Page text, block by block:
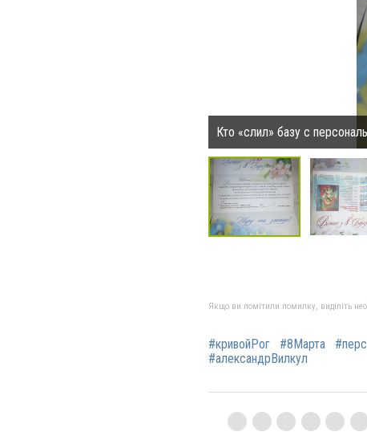
Кто «слил» базу с
Якщо ви помітили помилку, виділіть
#кривойРог #8Марта
#александрВилкул